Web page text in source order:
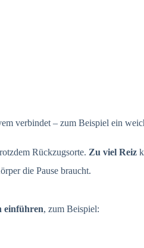
verbindet – zum Beispiel ein
Rückzugsorte. Zu viel Reiz
die Pause braucht.
einführen, zum Beispiel: